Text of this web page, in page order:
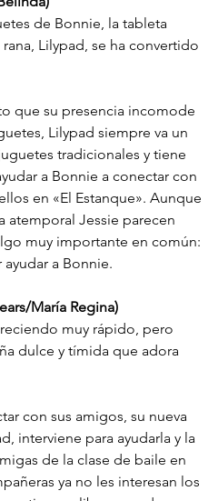
de Bonnie, la tableta
Lilypad, se ha convertido
que su presencia incomode
Lilypad siempre va un
tradicionales y tiene
a Bonnie a conectar con
en «El Estanque». Aunque
atemporal Jessie parecen
muy importante en común:
a Bonnie.
María Regina)
muy rápido, pero
dulce y tímida que adora
con sus amigos, su nueva
interviene para ayudarla y la
de la clase de baile en
ya no les interesan los